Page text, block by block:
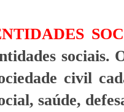
sociais.
civil
saúde,